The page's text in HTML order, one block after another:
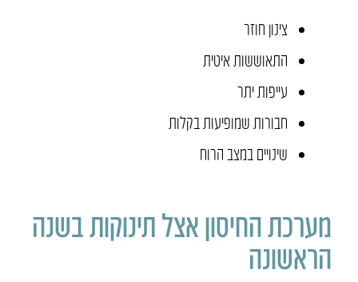
צינון חוזר
התאוששות איטית
עייפות יתר
חבורות שמופיעות בקלות
שינויים במצב הרוח
מערכת החיסון אצל תינוקות בשנה
הראשונה